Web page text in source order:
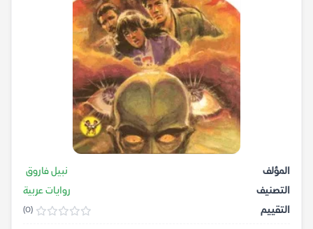
المؤلف
نبيل فاروق
التصنيف
روايات عربية
التقييم
(0)